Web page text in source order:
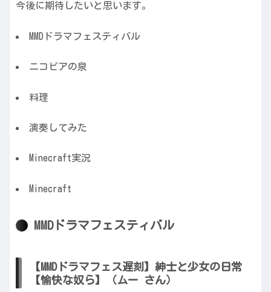
今後に期待したいと思います。
MMDドラマフェスティバル
ニコビアの泉
料理
演奏してみた
Minecraft実況
Minecraft
MMDドラマフェスティバル
【MMDドラマフェス遅刻】紳士と少女の日常
【愉快な奴ら】（ムー さん）